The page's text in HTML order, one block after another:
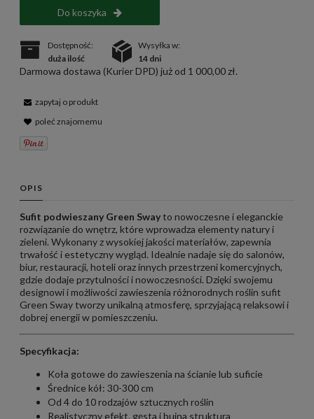
Do koszyka
Dostępność:
duża ilość
Wysyłka w:
14 dni
Darmowa dostawa (Kurier DPD) już od 1 000,00 zł.
zapytaj o produkt
poleć znajomemu
OPIS
Sufit podwieszany Green Swayto nowoczesne i eleganckie
rozwiązanie do wnętrz, które wprowadza elementy natury i
zieleni. Wykonany z wysokiej jakości materiałów, zapewnia
trwałość i estetyczny wygląd. Idealnie nadaje się do salonów,
biur, restauracji, hoteli oraz innych przestrzeni komercyjnych,
gdzie dodaje przytulności i nowoczesności. Dzięki swojemu
designowi i możliwości zawieszenia różnorodnych roślin sufit
Green Sway tworzy unikalną atmosferę, sprzyjającą relaksowi i
dobrej energii w pomieszczeniu.
Specyfikacja:
Koła gotowe do zawieszenia na ścianie lub suficie
Średnice kół: 30-300 cm
Od 4 do 10 rodzajów sztucznych roślin
Realistyczny efekt, gęsta i bujna struktura